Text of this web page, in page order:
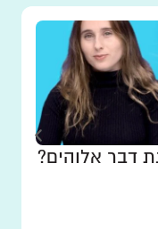
דבר אלוהים?